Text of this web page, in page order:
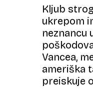
Kljub
ukrepom
neznancu
Vancea,
ameriška
preiskuje